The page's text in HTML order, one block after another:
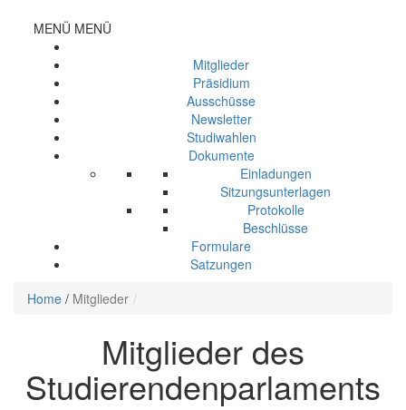
MENÜ MENÜ
Mitglieder
Präsidium
Ausschüsse
Newsletter
Studiwahlen
Dokumente
Einladungen
Sitzungsunterlagen
Protokolle
Beschlüsse
Formulare
Satzungen
Home / Mitglieder
Mitglieder des
Studierendenparlaments